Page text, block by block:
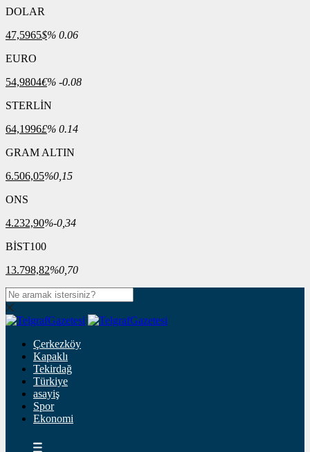
DOLAR
47,5965$% 0.06
EURO
54,9804€% -0.08
STERLİN
64,1996£% 0.14
GRAM ALTIN
6.506,05%0,15
ONS
4.232,90%-0,34
BİST100
13.798,82%0,70
Çerkezköy
Kapaklı
Tekirdağ
Türkiye
asayiş
Spor
Ekonomi